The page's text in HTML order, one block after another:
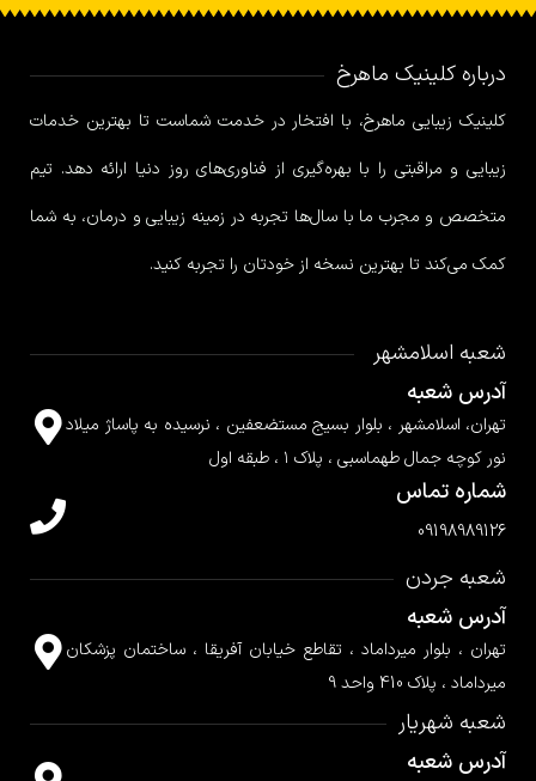
درباره کلینیک ماهرخ
کلینیک زیبایی ماهرخ، با افتخار در خدمت شماست تا بهترین خدمات
زیبایی و مراقبتی را با بهره‌گیری از فناوری‌های روز دنیا ارائه دهد. تیم
متخصص و مجرب ما با سال‌ها تجربه در زمینه زیبایی و درمان، به شما
کمک می‌کند تا بهترین نسخه از خودتان را تجربه کنید.
شعبه اسلامشهر
آدرس شعبه
تهران، اسلامشهر ، بلوار بسیج مستضعفین ، نرسیده به پاساژ میلاد
نور کوچه جمال طهماسبی ، پلاک ۱ ، طبقه اول
شماره تماس
09198989126
شعبه جردن
آدرس شعبه
تهران ، بلوار میرداماد ، تقاطع خیابان آفریقا ، ساختمان پزشکان
میرداماد ، پلاک 410 واحد 9
شعبه شهریار
آدرس شعبه